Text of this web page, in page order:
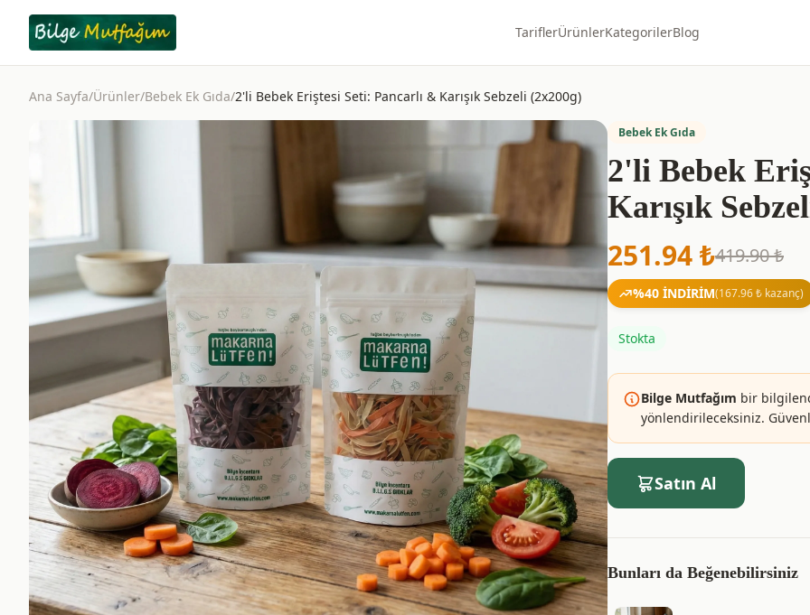
TariflerÜrünlerKategorilerBlog
Ana Sayfa/Ürünler/Bebek Ek Gıda/2'li Bebek Eriştesi Seti: Pancarlı & Karışık Sebzeli (2x200g)
Bebek Ek Gıda
2'li Bebek
Karışık
251.94₺419.90₺
%40 İNDİRİM(167.96₺ kazanç)
Stokta
Bilge Mutfağım bir
yönlendirileceksiniz.
Satın Al
Bunları da Beğenebilirsiniz